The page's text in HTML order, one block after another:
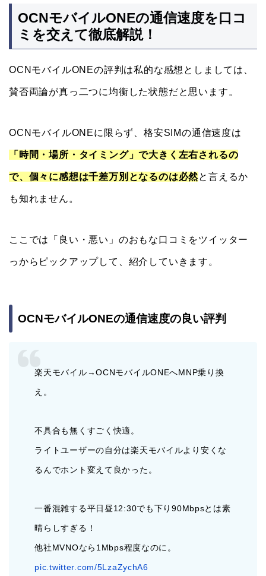
OCNモバイルONEの通信速度を口コ
ミを交えて徹底解説！
OCNモバイルONEの評判は私的な感想としましては、
賛否両論が真っ二つに均衡した状態だと思います。
OCNモバイルONEに限らず、格安SIMの通信速度は
「時間・場所・タイミング」で大きく左右されるの
で、個々に感想は千差万別となるのは必然と言えるか
も知れません。
ここでは「良い・悪い」のおもな口コミをツイッター
っからピックアップして、紹介していきます。
OCNモバイルONEの通信速度の良い評判
楽天モバイル→OCNモバイルONEへMNP乗り換
え。
不具合も無くすごく快適。
ライトユーザーの自分は楽天モバイルより安くな
るんでホント変えて良かった。
一番混雑する平日昼12:30でも下り90Mbpsとは素
晴らしすぎる！
他社MVNOなら1Mbps程度なのに。
pic.twitter.com/5LzaZychA6